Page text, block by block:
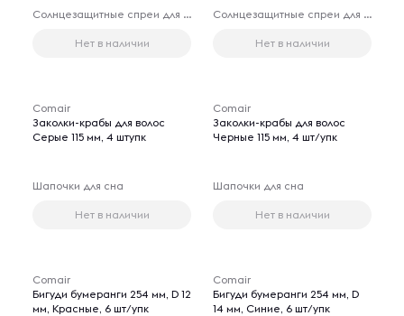
Солнцезащитные спреи для волос
Нет в наличии
Солнцезащитные спреи для волос
Нет в наличии
Comair
Заколки-крабы для волос
Серые 115 мм, 4 штупк
Шапочки для сна
Нет в наличии
Comair
Заколки-крабы для волос
Черные 115 мм, 4 шт/упк
Шапочки для сна
Нет в наличии
Comair
Бигуди бумеранги 254 мм, D 12
мм, Красные, 6 шт/упк
Comair
Бигуди бумеранги 254 мм, D
14 мм, Синие, 6 шт/упк